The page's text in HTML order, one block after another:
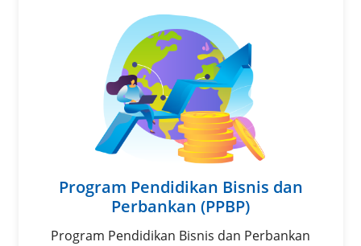
Program Pendidikan Bisnis dan
Perbankan (PPBP)
Program Pendidikan Bisnis dan Perbankan